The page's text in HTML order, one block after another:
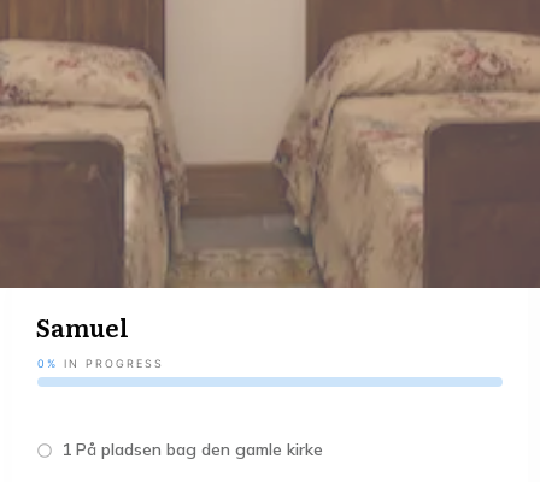
Samuel
0% IN PROGRESS
1 På pladsen bag den gamle kirke